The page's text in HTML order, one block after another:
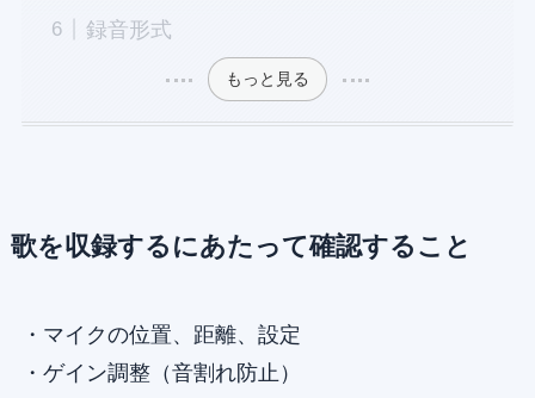
録音形式
もっと見る
歌を収録するにあたって確認すること
・マイクの位置、距離、設定
・ゲイン調整（音割れ防止）